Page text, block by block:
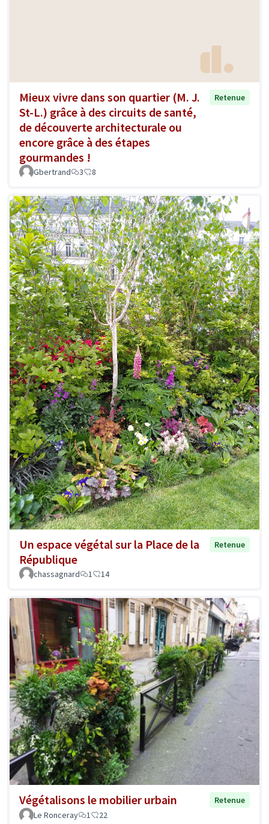
Mieux vivre dans son quartier (M. J.
St-L.) grâce à des circuits de santé,
de découverte architecturale ou
encore grâce à des étapes
gourmandes !
Retenue
Gbertrand 3 8
Un espace végétal sur la Place de la
République
Retenue
chassagnard 1 14
Végétalisons le mobilier urbain
Retenue
Le Ronceray
1 22